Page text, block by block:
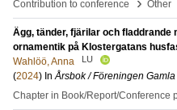
Contribution to conference
Other
Ägg, tänder, fjärilar och
ornamentik på Klostergatans
Wahlöö, Anna
LU
(2024) InÅrsbok / Föreningen
Chapter in Book/Report/Conference